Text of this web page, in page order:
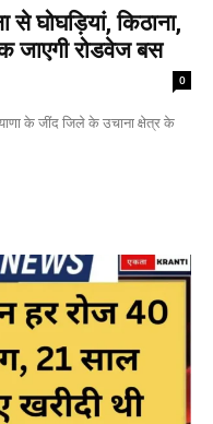
घोघड़ियां, किठाना,
जाएगी रोडवेज बस
0
के जींद जिले के उचाना क्षेत्र के